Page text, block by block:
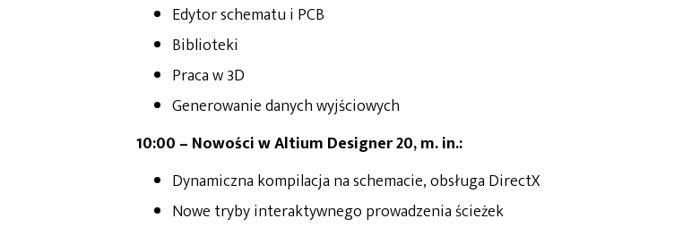
Edytor schematu i PCB
Biblioteki
Praca w 3D
Generowanie danych wyjściowych
10:00 – Nowości w Altium Designer 20, m. in.:
Dynamiczna kompilacja na schemacie, obsługa DirectX
Nowe tryby interaktywnego prowadzenia ścieżek